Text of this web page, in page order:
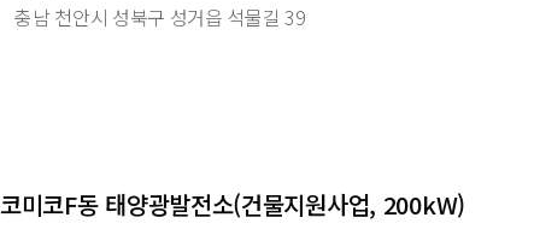
충남 천안시 성북구 성거읍 석물길 39
코미코F동 태양광발전소(건물지원사업, 200kW)